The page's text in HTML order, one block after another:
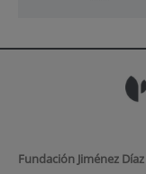
Fundación Jiménez Díaz